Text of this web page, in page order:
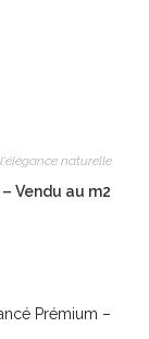
naturelle
Vendu au m2